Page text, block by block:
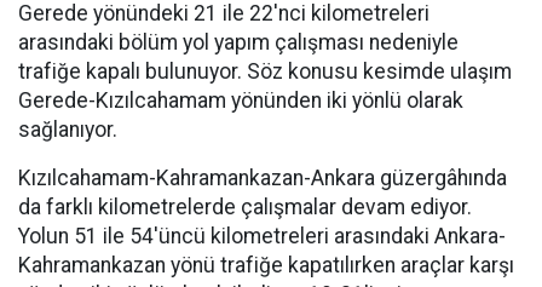
Gerede yönündeki 21 ile 22'nci kilometreleri
arasındaki bölüm yol yapım çalışması nedeniyle
trafiğe kapalı bulunuyor. Söz konusu kesimde ulaşım
Gerede-Kızılcahamam yönünden iki yönlü olarak
sağlanıyor.
Kızılcahamam-Kahramankazan-Ankara güzergâhında
da farklı kilometrelerde çalışmalar devam ediyor.
Yolun 51 ile 54'üncü kilometreleri arasındaki Ankara-
Kahramankazan yönü trafiğe kapatılırken araçlar karşı